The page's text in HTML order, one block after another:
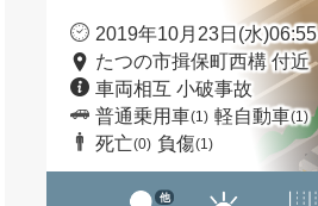
2019年10月23日(水)06:55
たつの市揖保町西構 付近
車両相互 小破事故
普通乗用車(1) 軽自動車(1)
死亡(0) 負傷(1)
他